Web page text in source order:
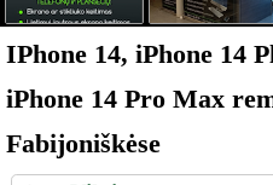
IPhone 14, iPhone 14
iPhone 14 Pro Max
Fabijoniškėse